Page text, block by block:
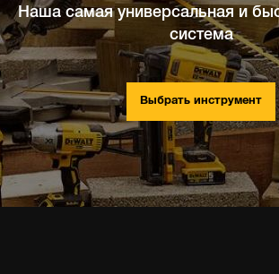
Наша самая универсальная и
система
Выбрать инструмент